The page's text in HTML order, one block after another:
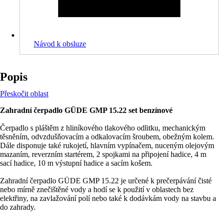
Návod k obsluze
Popis
Přeskočit oblast
Zahradní čerpadlo GÜDE GMP 15.22 set benzínové
Čerpadlo s pláštěm z hliníkového tlakového odlitku, mechanickým
těsněním, odvzdušňovacím a odkalovacím šroubem, obežným kolem.
Dále disponuje také rukojetí, hlavním vypínačem, nuceným olejovým
mazaním, reverzním startérem, 2 spojkami na připojení hadice, 4 m
sací hadice, 10 m výstupní hadice a sacím košem.
Zahradní čerpadlo GÜDE GMP 15.22 je určené k prečerpávání čisté
nebo mírně znečištěné vody a hodí se k použití v oblastech bez
elektřiny, na zavlažování polí nebo také k dodávkám vody na stavbu a
do zahrady.